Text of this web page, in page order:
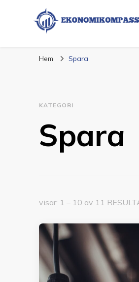
Hem Spara
KATEGORI
Spara
visar: 1 – 10 av 11